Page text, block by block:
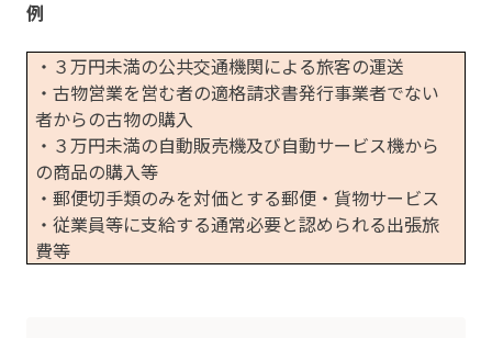
例
・３万円未満の公共交通機関による旅客の運送
・古物営業を営む者の適格請求書発行事業者でない
者からの古物の購入
・３万円未満の自動販売機及び自動サービス機から
の商品の購入等
・郵便切手類のみを対価とする郵便・貨物サービス
・従業員等に支給する通常必要と認められる出張旅
費等